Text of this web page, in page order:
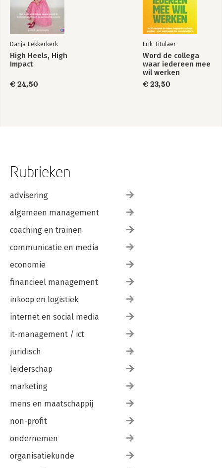
Danja Lekkerkerk
High Heels, High
Impact
€ 24,50
Erik Titulaer
Word de collega
waar iedereen mee
wil werken
€ 23,50
Rubrieken
advisering
algemeen management
coaching en trainen
communicatie en media
economie
financieel management
inkoop en logistiek
internet en social media
it-management / ict
juridisch
leiderschap
marketing
mens en maatschappij
non-profit
ondernemen
organisatiekunde